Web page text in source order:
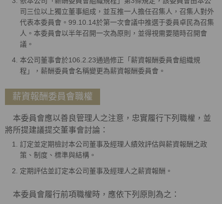
司三位以上獨立董事組成，並互推一人擔任召集人，召集人對外
代表本委員會。99.10.14於第一次會議中推選于委員卓民為召集
人。本委員會以半年召開一次為原則，並得視需要隨時召開會
議。
本公司董事會於106.2.23通過修正「薪資報酬委員會組織規
程」，薪酬委員會名稱變更為薪資報酬委員會。
薪資報酬委員會職權
本委員會應以善良管理人之注意，忠實履行下列職權，並
將所提建議提交董事會討論：
訂定並定期檢討本公司董事及經理人績效評估與薪資報酬之政
策、制度、標準與結構。
定期評估並訂定本公司董事及經理人之薪資報酬。
本委員會履行前項職權時，應依下列原則為之：